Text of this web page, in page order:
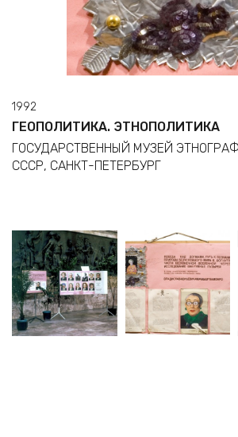
1992
ГЕОПОЛИТИКА. ЭТНОПОЛИТИКА
ГОСУДАРСТВЕННЫЙ МУЗЕЙ
СССР, САНКТ-ПЕТЕРБУРГ